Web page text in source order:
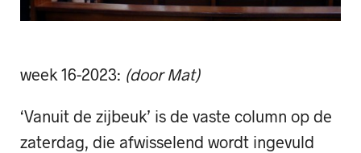
week 16-2023: (door Mat)
‘Vanuit de zijbeuk’ is de vaste column op de
zaterdag, die afwisselend wordt ingevuld